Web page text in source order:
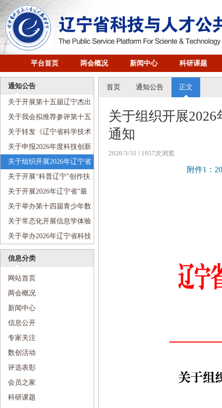
平台首页 两会概况 新闻中心 科研课题
通知公告
关于开展第十五届辽宁杰出
科技青年奖评选工作的通知
关于我会拟推荐参评第十五
届辽宁杰出科技青年奖人选的
公示
关于转发《辽宁省科学技术
协会优化营商环境若干举措》
的通知
关于申报2026年度科技创新
智库项目的通知
关于组织开展2026年辽宁省
首席科学传播专家遴选聘任工
作的通知
关于开展“科普辽宁”创作扶
持计划项目申报工作的通知
关于开展2026年辽宁省“最
美科技工作者”宣传选树活动的
通知
关于举办第十四届青少年数
学创新营的通知
关于常态化开展信息学体验
活动的通知
关于举办2026年辽宁省科技
活动周和辽宁省“全国科技工作
信息分类
网站首页
两会概况
新闻中心
信息公开
专家关注
数创活动
评选表彰
会员之家
科研课题
首页 通知公告 正文
关于组织开展
通知
2026/3/31 | 1957次浏览
附件1：